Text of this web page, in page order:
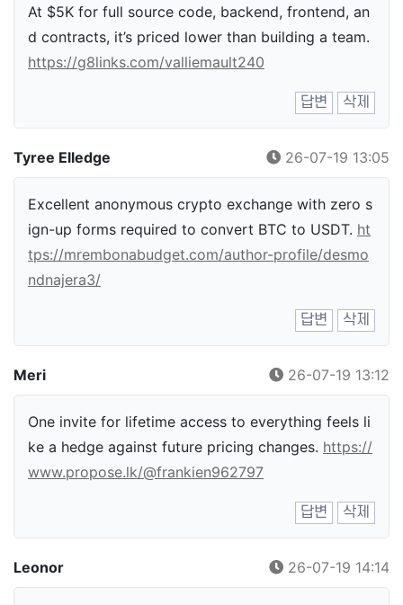
At $5K for full source code, backend, frontend, an
d contracts, it’s priced lower than building a team.
https://g8links.com/valliemault240
답변 삭제
Tyree Elledge 26-07-19 13:05
Excellent anonymous crypto exchange with zero s
ign-up forms required to convert BTC to USDT. ht
tps://mrembonabudget.com/author-profile/desmo
ndnajera3/
답변 삭제
Meri 26-07-19 13:12
One invite for lifetime access to everything feels li
ke a hedge against future pricing changes. https://
www.propose.lk/@frankien962797
답변 삭제
Leonor 26-07-19 14:14